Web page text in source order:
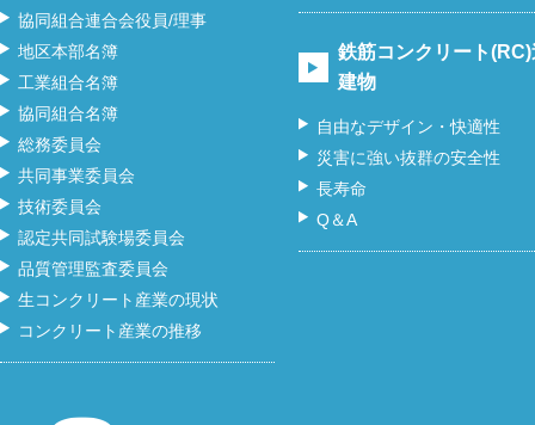
協同組合連合会役員/理事
地区本部名簿
工業組合名簿
協同組合名簿
総務委員会
共同事業委員会
技術委員会
認定共同試験場委員会
品質管理監査委員会
生コンクリート産業の現状
コンクリート産業の推移
鉄筋コンクリート
建物
自由なデザイン・快適性
災害に強い抜群の安全性
長寿命
Q＆A